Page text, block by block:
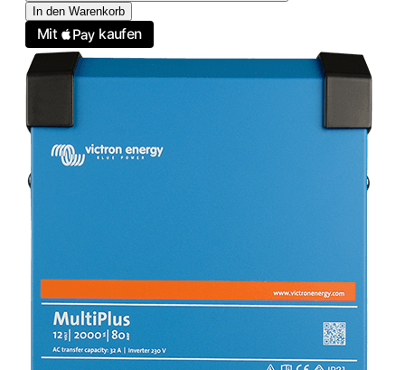
In den Warenkorb